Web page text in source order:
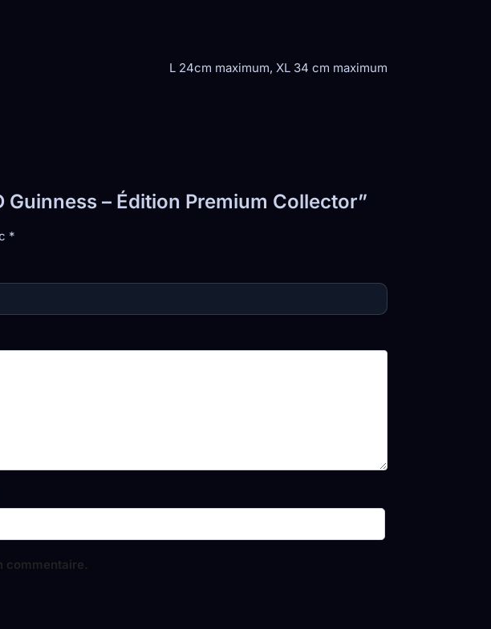
L 24cm maximum, XL 34 cm maximum
– Édition Premium Collector”
*
commentaire.